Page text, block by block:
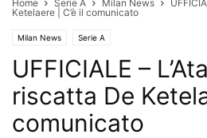
Home Serie A Milan News
Ketelaere | C’è il comunicato
Milan News Serie A
UFFICIALE –
riscatta De
comunicato